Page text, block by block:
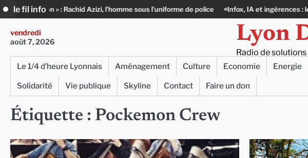
Skip
to
content
le fil info
» : Rachid Azizi, l’homme sous l’uniforme de police Infox, IA et ingérences : le
vendredi
août 7, 2026
Lyon
Radio de
Le 1/4 d’heure Lyonnais Aménagement Culture Economie Energie
Solidarité
Vie publique Skyline Contact Faire un don
Étiquette : Pockemon Crew